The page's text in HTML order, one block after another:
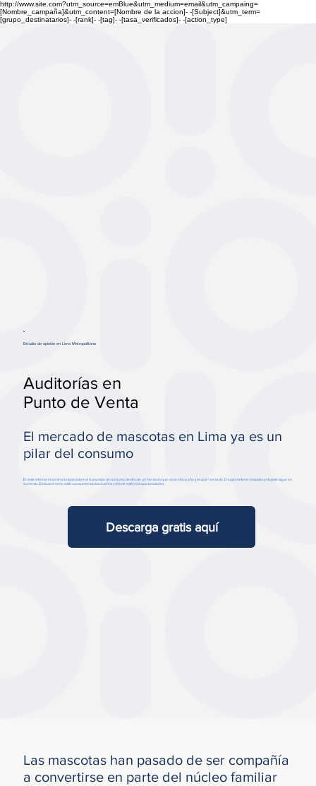
http://www.site.com?utm_source=emBlue&utm_medium=email&utm_campaing=
[Nombre_campaña]&utm_content=[Nombre de la accion]- -[Subject]&utm_term=
[grupo_destinatarios]- -[rank]- -[tag]- -[tasa_verificados]- -[action_type]
Estudio de opinión en Lima Metropolitana
Auditorías en
Punto de Venta
El mercado de mascotas en Lima ya es un
pilar del consumo
En este informe encontrarás todo sobre el nuevo tipo de consumo dentro de un mercado que crece año a año y es que 1 de cada 2 hogares tiene mascotas y el gasto sigue en
aumento. Descubre cómo están consumiendo los dueños y dónde están las oportunidades.
Descarga gratis aquí
Las mascotas han pasado de ser compañía
a convertirse en parte del núcleo familiar